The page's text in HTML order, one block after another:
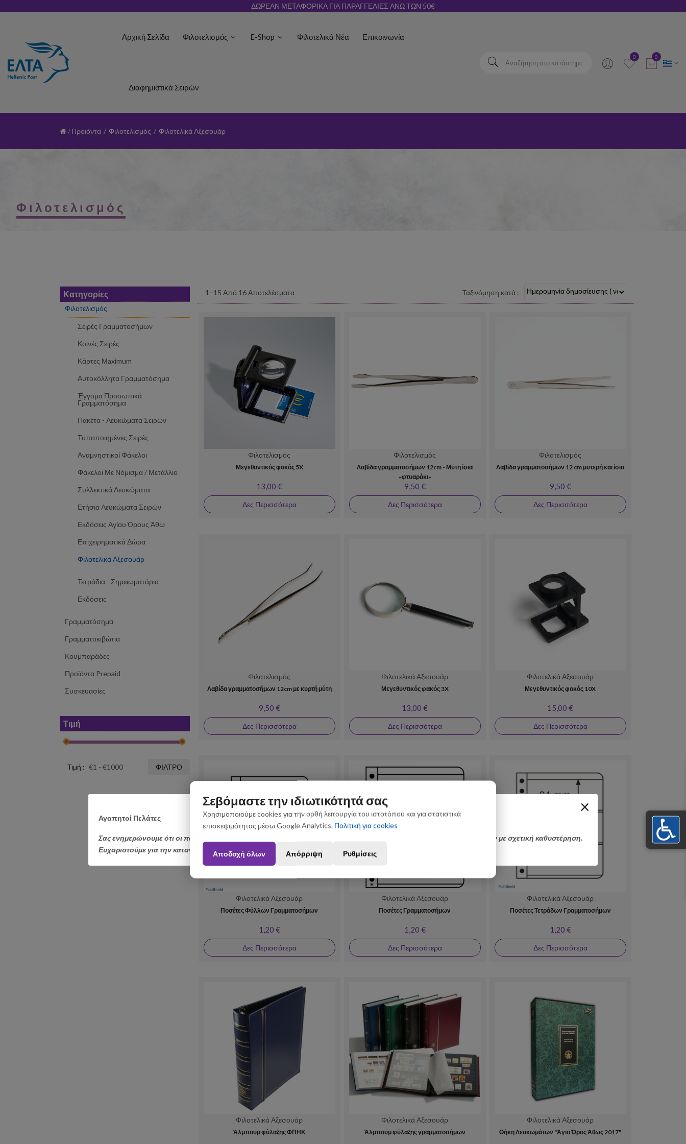
ΔΩΡΕΑΝ ΜΕΤΑΦΟΡΙΚΑ ΓΙΑ ΠΑΡΑΓΓΕΛΙΕΣ ΑΝΩ ΤΩΝ 50€
Αρχική Σελίδα Φιλοτελισμός E-Shop Φιλοτελικά Νέα Επικοινωνία
Διαφημιστικά Σειρών
elta 0 0
Προιόντα / Φιλοτελισμός / Φιλοτελικά Αξεσουάρ
×
Αγαπητοί Πελάτες
Σας ενημερώνουμε ότι οι παραγγελίες που θα πραγματοποιηθούν από 3 έως 31 Αυγούστου ενδέχεται να αποσταλούν με σχετική καθυστέρηση.
Ευχαριστούμε για την κατανόηση.
Φιλοτελισμός
Κατηγορίες
Φιλοτελισμός
Σειρές Γραμματοσήμων
Κοινές Σειρές
Κάρτες Μaximum
Αυτοκόλλητα Γραμματόσημα
Έγγομα Προσωπικά
Γραμματόσημα
Πακέτα - Λευκώματα Σειρών
Τυποποιημένες Σειρές
Αναμνηστικοί Φάκελοι
Φάκελοι Με Νόμισμα / Μετάλλιο
Συλλεκτικά Λευκώματα
Ετήσια Λευκώματα Σειρών
Εκδόσεις Αγίου Όρους Άθω
Επιχειρηματικά Δώρα
Φιλοτελικά Αξεσουάρ
Τετράδια - Σημειωματάρια
Εκδόσεις
Γραμματόσημα
Γραμματοκιβώτια
Κουμπαράδες
Προϊόντα Prepaid
Συσκευασίες
Τιμή
Τιμή : ΦΊΛΤΡΟ
1–15 Από 16 Αποτελέσματα Ταξινόμηση κατά :
Φιλοτελισμός
Μεγεθυντικός φακός 5X
13,00 €
Δες Περισσότερα
Φιλοτελισμός
Λαβίδα γραμματοσήμων 12cm - Μύτη ίσια
«φτυαράκι»
9,50 €
Δες Περισσότερα
Φιλοτελισμός
Λαβίδα γραμματοσήμων 12 cm μυτερή και ίσια
9,50 €
Δες Περισσότερα
Φιλοτελισμός
Λαβίδα γραμματοσήμων 12cm με κυρτή μύτη
9,50 €
Δες Περισσότερα
Φιλοτελικά Αξεσουάρ
Μεγεθυντικός φακός 3X
13,00 €
Δες Περισσότερα
Φιλοτελικά Αξεσουάρ
Μεγεθυντικός φακός 10X
15,00 €
Δες Περισσότερα
Φιλοτελικά Αξεσουάρ
Ποσέτες Φύλλων Γραμματοσήμων
1,20 €
Δες Περισσότερα
Φιλοτελικά Αξεσουάρ
Ποσέτες Γραμματοσήμων
1,20 €
Δες Περισσότερα
Φιλοτελικά Αξεσουάρ
Ποσέτες Τετράδων Γραμματοσήμων
1,20 €
Δες Περισσότερα
Φιλοτελικά Αξεσουάρ
Άλμπουμ φύλαξης ΦΠΗΚ
Φιλοτελικά Αξεσουάρ
Άλμπουμ φύλαξης γραμματοσήμων
Φιλοτελικά Αξεσουάρ
Θήκη Λευκωμάτων "Άγιο Όρος Άθως 2017"
Σεβόμαστε την ιδιωτικότητά σας
Χρησιμοποιούμε cookies για την ορθή λειτουργία του ιστοτόπου και για στατιστικά
επισκεψιμότητας μέσω Google Analytics. Πολιτική για cookies
Αποδοχή όλων Απόρριψη Ρυθμίσεις